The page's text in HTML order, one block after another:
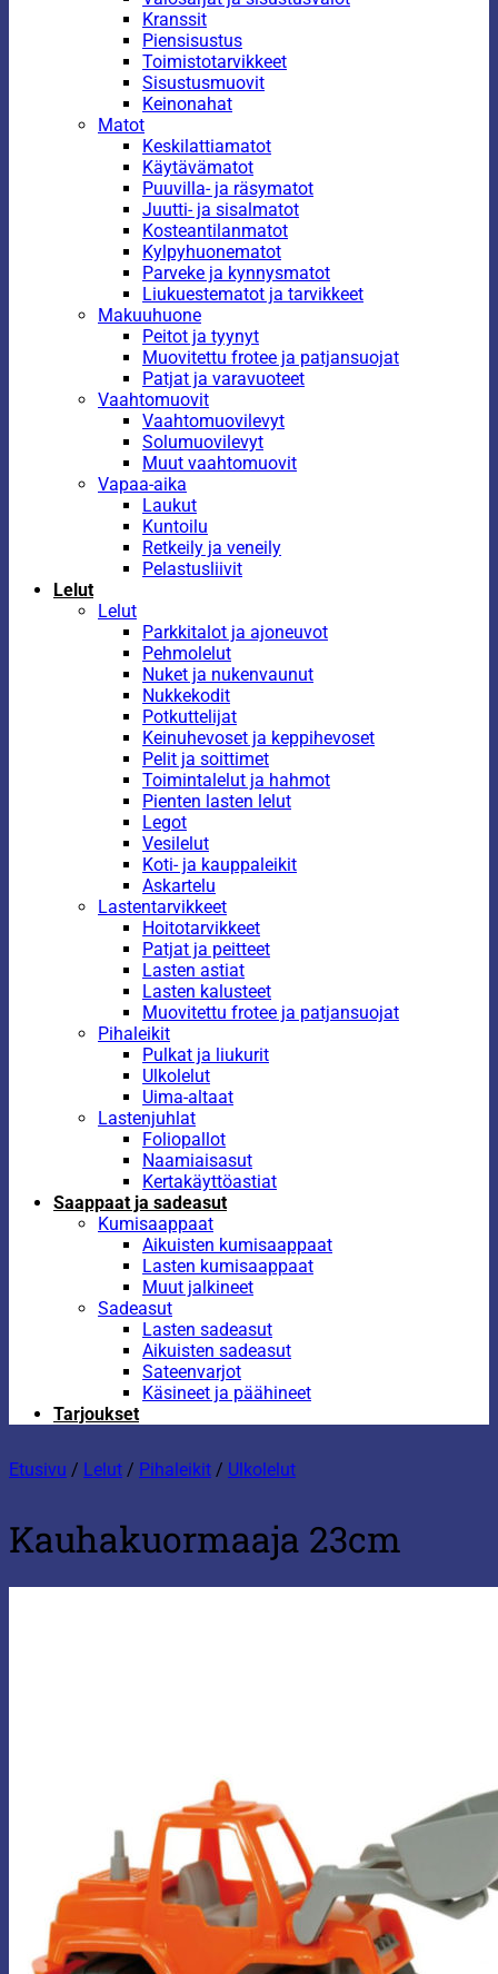
Kranssit
Piensisustus
Toimistotarvikkeet
Sisustusmuovit
Keinonahat
Matot
Keskilattiamatot
Käytävämatot
Puuvilla- ja räsymatot
Juutti- ja sisalmatot
Kosteantilanmatot
Kylpyhuonematot
Parveke ja kynnysmatot
Liukuestematot ja tarvikkeet
Makuuhuone
Peitot ja tyynyt
Muovitettu frotee ja patjansuojat
Patjat ja varavuoteet
Vaahtomuovit
Vaahtomuovilevyt
Solumuovilevyt
Muut vaahtomuovit
Vapaa-aika
Laukut
Kuntoilu
Retkeily ja veneily
Pelastusliivit
Lelut
Lelut
Parkkitalot ja ajoneuvot
Pehmolelut
Nuket ja nukenvaunut
Nukkekodit
Potkuttelijat
Keinuhevoset ja keppihevoset
Pelit ja soittimet
Toimintalelut ja hahmot
Pienten lasten lelut
Legot
Vesilelut
Koti- ja kauppaleikit
Askartelu
Lastentarvikkeet
Hoitotarvikkeet
Patjat ja peitteet
Lasten astiat
Lasten kalusteet
Muovitettu frotee ja patjansuojat
Pihaleikit
Pulkat ja liukurit
Ulkolelut
Uima-altaat
Lastenjuhlat
Foliopallot
Naamiaisasut
Kertakäyttöastiat
Saappaat ja sadeasut
Kumisaappaat
Aikuisten kumisaappaat
Lasten kumisaappaat
Muut jalkineet
Sadeasut
Lasten sadeasut
Aikuisten sadeasut
Sateenvarjot
Käsineet ja päähineet
Tarjoukset
Etusivu / Lelut / Pihaleikit / Ulkolelut
Kauhakuormaaja 23cm